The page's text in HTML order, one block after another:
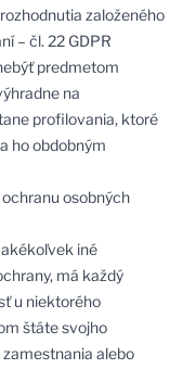
založeného
– čl. 22 GDPR
predmetom
na
profilovania, ktoré
ho obdobným
osobných
iné
má každý
u niektorého
štáte svojho
alebo